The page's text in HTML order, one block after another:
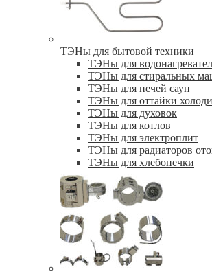
ТЭНы для бытовой техники
ТЭНы для
ТЭНы для стиральных
ТЭНы для печей саун
ТЭНы для оттайки
ТЭНы для духовок
ТЭНы для котлов
ТЭНы для электроплит
ТЭНы для радиаторов
ТЭНы для хлебопечки